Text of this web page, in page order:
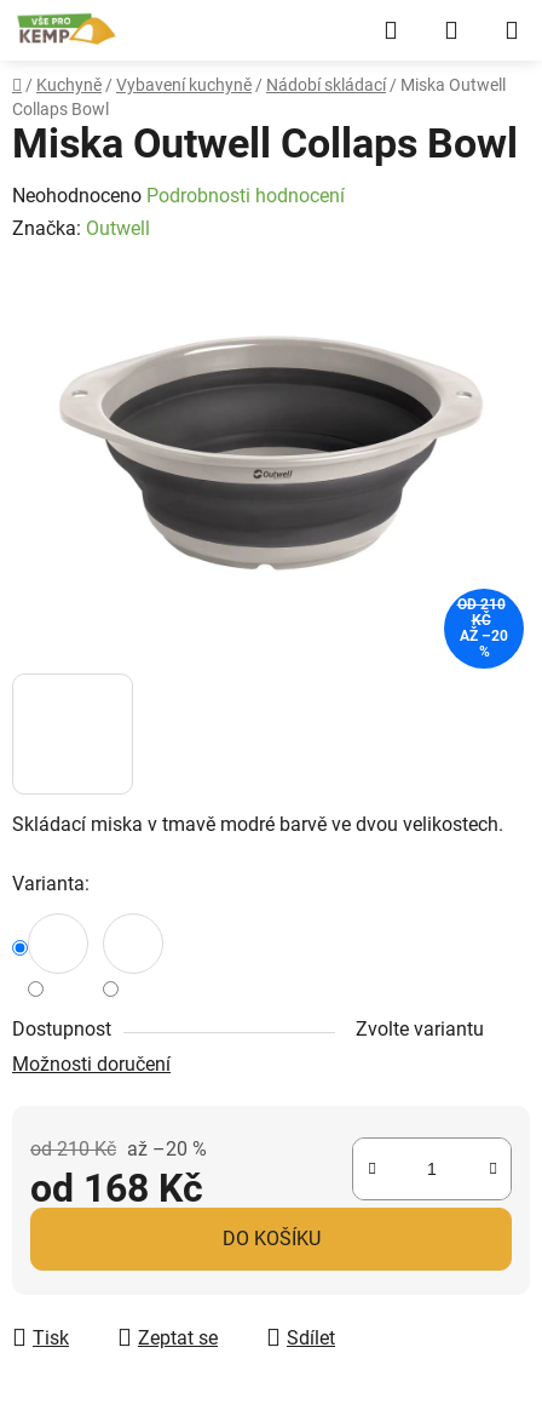
Přejít
na
Hledat
Domů
/ Kuchyně / Vybavení kuchyně / Nádobí skládací / Miska Outwell
Collaps Bowl
Skládací miska v tmavě modré barvě ve dvou velikostech.
Varianta:
Dostupnost
Zvolte variantu
Možnosti doručení
od 210 Kč až –20 %
od 168 Kč
Měrná cena:
DO KOŠÍKU
Tisk Zeptat se Sdílet
Miska Outwell Collaps Bowl
Průměrné
hodnocení
hvězdiček.
Neohodnoceno Podrobnosti hodnocení
Značka: Outwell
OD 210
KČ
AŽ –20
%